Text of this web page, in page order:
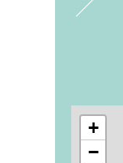
+
−